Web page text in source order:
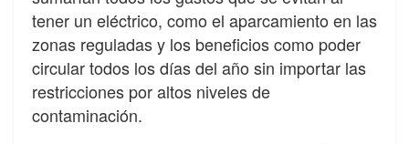
tener un eléctrico, como el aparcamiento en las
zonas reguladas y los beneficios como poder
circular todos los días del año sin importar las
restricciones por altos niveles de
contaminación.